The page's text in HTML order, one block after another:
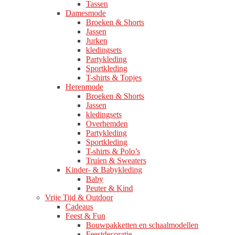
Tassen
Damesmode
Broeken & Shorts
Jassen
Jurken
kledingsets
Partykleding
Sportkleding
T-shirts & Topjes
Herenmode
Broeken & Shorts
Jassen
kledingsets
Overhemden
Partykleding
Sportkleding
T-shirts & Polo’s
Truien & Sweaters
Kinder- & Babykleding
Baby
Peuter & Kind
Vrije Tijd & Outdoor
Cadeaus
Feest & Fun
Bouwpakketten en schaalmodellen